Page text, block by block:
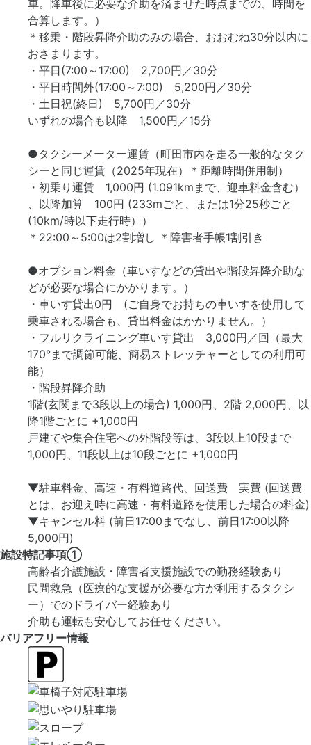
車。降車後に必要な介助を済ませた時点までの、時間を
合算します。）
＊移乗・階段昇降介助のみの場合、おおむね30分以内に
おさまります。
・平日(7:00～17:00) 2,700円／30分
・平日時間外(17:00～7:00) 5,200円／30分
・土日祝(終日) 5,700円／30分
いずれの場合も以降 1,500円／15分
●タクシーメーター運賃（町田市内を走る一般的なタク
シーと同じ運賃（2025年現在）＊距離時間併用制）
・初乗り運賃 1,000円 (1.091kmまで、迎車料金含む）
、以降加算 100円 (233mごと、または1分25秒ごと
(10km/時以下走行時））
＊22:00～5:00は2割増し ＊障害者手帳1割引き
●オプション料金（車いすなどの貸出や階段昇降介助な
どが必要な場合にかかります。）
・車いす貸出0円 (ご自身でお持ちの車いすを使用して
乗車される場合も、貸出料金はかかりません。）
・フルリクライニング車いす貸出 3,000円／回（最大
170°まで調節可能、簡易ストレッチャーとしての利用可
能）
・階段昇降介助
1階(玄関まで3段以上の場合) 1,000円、2階 2,000円、以
降1階ごとに +1,000円
戸建てや集合住宅への外階段等は、3段以上10段まで
1,000円、11段以上は10段ごとに +1,000円
▼駐車料金、高速・有料道路代、回送費 実費 (回送費
とは、お迎え時に高速・有料道路を使用した場合の料金)
▼キャンセル料 (前日17:00までなし、前日17:00以降
5,000円)
施設特記事項①
高齢者介護施設・障害者支援施設での勤務経験あり
民間救急（医療的な支援が必要な方が利用するタクシ
ー）でのドライバー経験あり
介助も運転も安心してお任せください。
バリアフリー情報